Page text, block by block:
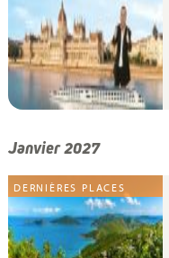
Janvier 2027
DERNIÈRES PLACES